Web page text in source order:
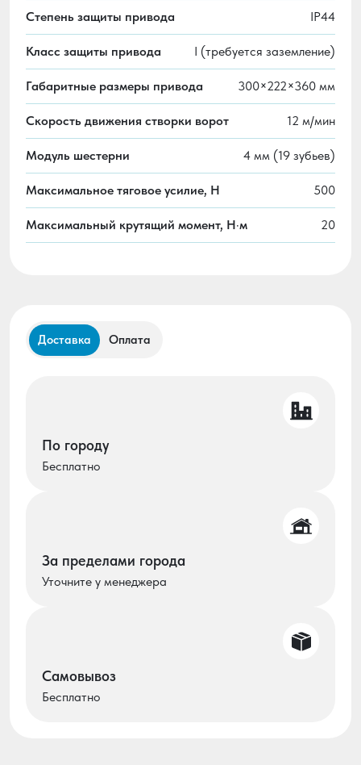
Степень защиты привода IP44
Класс защиты привода I (требуется заземление)
Габаритные размеры привода 300×222×360 мм
Скорость движения створки ворот 12 м/мин
Модуль шестерни 4 мм (19 зубьев)
Максимальное тяговое усилие, H 500
Максимальный крутящий момент, Н·м 20
Доставка Оплата
По городу
Бесплатно
За пределами города
Уточните у менеджера
Самовывоз
Бесплатно